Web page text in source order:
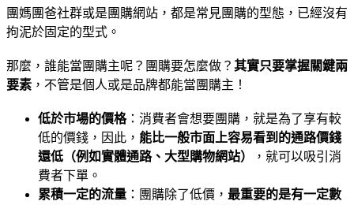
團媽團爸社群或是團購網站，都是常見團購的型態，已經沒有
拘泥於固定的型式。
那麼，誰能當團購主呢？團購要怎麼做？ 其實只要掌握關鍵兩
要素 ，不管是個人或是品牌都能當團購主！
低於市場的價格：消費者會想要團購，就是為了享有較
低的價錢，因此， 能比一般市面上容易看到的通路價錢
還低（例如實體通路、大型購物網站）
，就可以吸引消
費者下單。
累積一定的流量 ：團購除了低價， 最重要的是有一定數